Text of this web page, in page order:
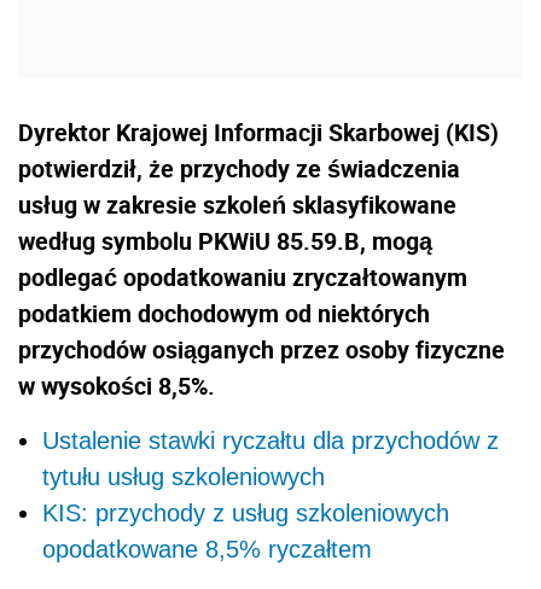
Dyrektor Krajowej Informacji Skarbowej (KIS)
potwierdził, że przychody ze świadczenia
usług w zakresie szkoleń sklasyfikowane
według symbolu PKWiU 85.59.B, mogą
podlegać opodatkowaniu zryczałtowanym
podatkiem dochodowym od niektórych
przychodów osiąganych przez osoby fizyczne
w wysokości 8,5%.
Ustalenie stawki ryczałtu dla przychodów z
tytułu usług szkoleniowych
KIS: przychody z usług szkoleniowych
opodatkowane 8,5% ryczałtem